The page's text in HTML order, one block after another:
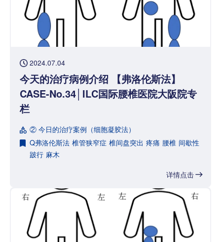
2024.07.04
今天的治疗病例介绍 【弗洛伦斯法】
CASE-No.34│ILC国际腰椎医院大阪院专
栏
② 今日的治疗案例（细胞凝胶法）
Q弗洛伦斯法 椎管狭窄症 椎间盘突出 疼痛 腰椎 间歇性
跛行 麻木
详情点击